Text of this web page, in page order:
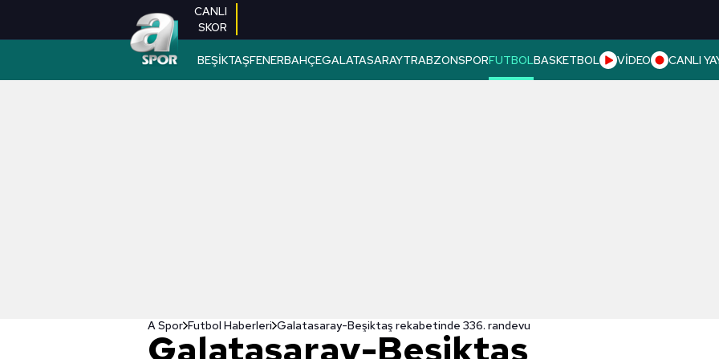
CANLI
SKOR
BEŞİKTAŞFENERBAHÇEGALATASARAYTRABZONSPORFUTBOLBASKETBOL VİDEO CANLI
A Spor Futbol Haberleri Galatasaray-Beşiktaş rekabetinde 336. randevu
Galatasaray-Beşiktaş